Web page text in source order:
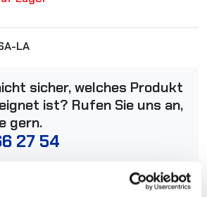
LA
sicher, welches Produkt
ist? Rufen Sie uns an,
gern.
27 54
Rückgabebestimmungen